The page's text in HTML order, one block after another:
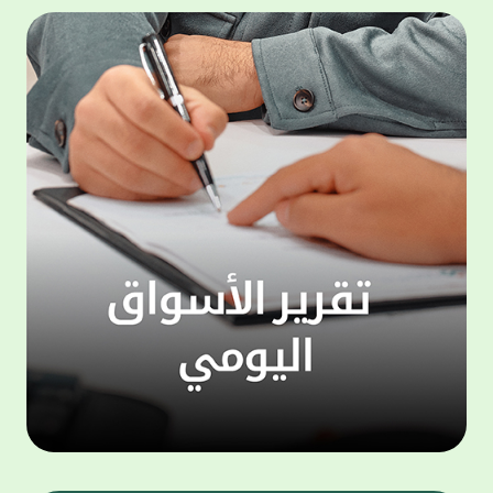
500,000 دينار، وجائزة شهرية بقيمة 100,000
دينار. وتعتبر هذه الحملة الجديدة من جوائز
حساب "الحصاد" سارية اعتبارا من شهر يناير
للعام الجاري، لتكون بمثابة مفاجأة سارة للعملاء
بالتزامن مع استئناف حملات السحوبات التي تتم
على الحسابات الاستثمارية والتي تجري تحت
إشراف جهات تدقيق مستقلة استعان بها البنك
لضمان أعلى مستويات النزاهة والشفافية.
ويهتم بيت التمويل الكويتي بتطوير مزايا حساب
"الحصاد"، والذي يعد من أبرز المنتجات المصرفية
التي يقدمها البنك نظرا لما حققه من إقبال
لافت وما حظي به من ثقة كبيرة من العملاء.
ويمنح حساب "الحصاد" فرصاً متزايدة للفوز حيث
وتزيد هذه الفرص كلما زاد العميل من مدة
احتفاظه برصيده، ليصبح الطريق إلى لقب
"مليونير بيت التمويل" أقرب وأكثر واقعية.
وبالنسبة لحساب "الرابح" فهو حساب مخصص